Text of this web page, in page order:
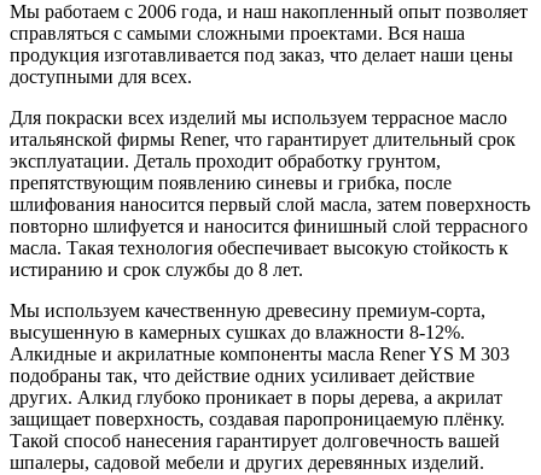
Мы работаем с 2006 года, и наш накопленный опыт позволяет
справляться с самыми сложными проектами. Вся наша
продукция изготавливается под заказ, что делает наши цены
доступными для всех.
Для покраски всех изделий мы используем террасное масло
итальянской фирмы Rener, что гарантирует длительный срок
эксплуатации. Деталь проходит обработку грунтом,
препятствующим появлению синевы и грибка, после
шлифования наносится первый слой масла, затем поверхность
повторно шлифуется и наносится финишный слой террасного
масла. Такая технология обеспечивает высокую стойкость к
истиранию и срок службы до 8 лет.
Мы используем качественную древесину премиум-сорта,
высушенную в камерных сушках до влажности 8-12%.
Алкидные и акрилатные компоненты масла Rener YS M 303
подобраны так, что действие одних усиливает действие
других. Алкид глубоко проникает в поры дерева, а акрилат
защищает поверхность, создавая паропроницаемую плёнку.
Такой способ нанесения гарантирует долговечность вашей
шпалеры, садовой мебели и других деревянных изделий.